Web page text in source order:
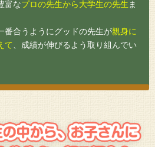
富なプロの先生から大学生の先生 ま
番合うようにグッドの先生が親身に
て
、成績が伸びるよう取り組んでい